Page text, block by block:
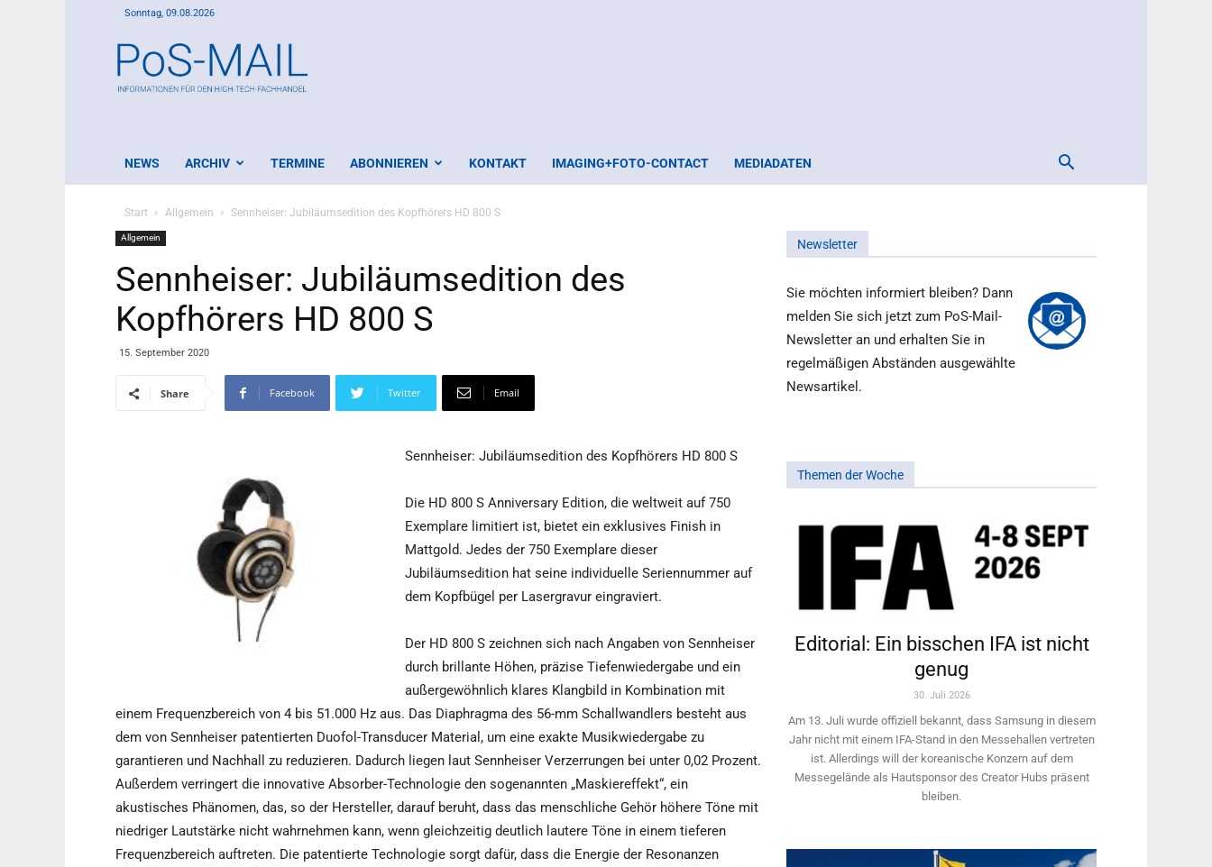
Sonntag, 09.08.2026
Mail
NEWS ARCHIV TERMINE ABONNIEREN KONTAKT IMAGING+FOTO-CONTACT MEDIADATEN
Start Allgemein Sennheiser: Jubiläumsedition des Kopfhörers HD 800 S
Allgemein
Sennheiser: Jubiläumsedition des
Kopfhörers HD 800 S
15. September 2020
Share Facebook Twitter Email
Sennheiser: Jubiläumsedition des Kopfhörers HD 800 S
Die HD 800 S Anniversary Edition, die weltweit auf 750
Exemplare limitiert ist, bietet ein exklusives Finish in
Mattgold. Jedes der 750 Exemplare dieser
Jubiläumsedition hat seine individuelle Seriennummer auf
dem Kopfbügel per Lasergravur eingraviert.
Der HD 800 S zeichnen sich nach Angaben von Sennheiser
durch brillante Höhen, präzise Tiefenwiedergabe und ein
außergewöhnlich klares Klangbild in Kombination mit
einem Frequenzbereich von 4 bis 51.000 Hz aus. Das Diaphragma des 56-mm Schallwandlers besteht aus
dem von Sennheiser patentierten Duofol-Transducer Material, um eine exakte Musikwiedergabe zu
garantieren und Nachhall zu reduzieren. Dadurch liegen laut Sennheiser Verzerrungen bei unter 0,02 Prozent.
Außerdem verringert die innovative Absorber-Technologie den sogenannten „Maskiereffekt“, ein
akustisches Phänomen, das, so der Hersteller, darauf beruht, dass das menschliche Gehör höhere Töne mit
niedriger Lautstärke nicht wahrnehmen kann, wenn gleichzeitig deutlich lautere Töne in einem tieferen
Frequenzbereich auftreten. Die patentierte Technologie sorgt dafür, dass die Energie der Resonanzen
Newsletter
Sie möchten informiert bleiben? Dann
melden Sie sich jetzt zum PoS-Mail-
Newsletter an und erhalten Sie in
regelmäßigen Abständen ausgewählte
Newsartikel.
Themen der Woche
Editorial: Ein bisschen IFA ist nicht
genug
30. Juli 2026
Am 13. Juli wurde offiziell bekannt, dass Samsung in diesem
Jahr nicht mit einem IFA-Stand in den Messehallen vertreten
ist. Allerdings will ­der koreanische Konzern auf dem
Messegelände als Hautsponsor des Creator Hubs präsent
bleiben.